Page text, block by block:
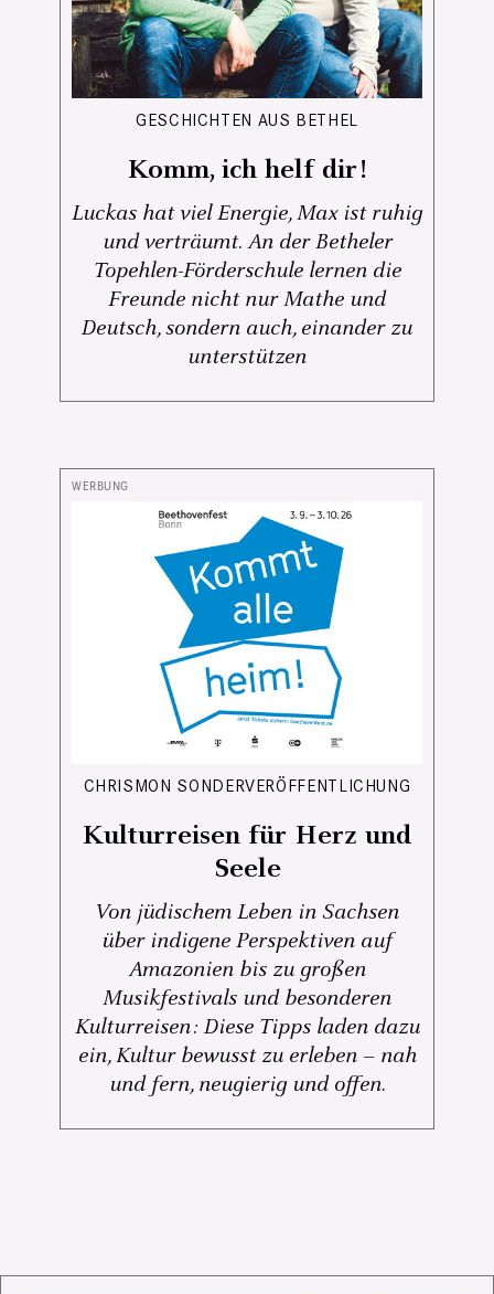
GESCHICHTEN AUS BETHEL
Komm, ich helf dir!
Luckas hat viel Energie, Max ist ruhig
und verträumt. An der Betheler
Topehlen-Förderschule lernen die
Freunde nicht nur Mathe und
Deutsch, sondern auch, einander zu
unterstützen
CHRISMON SONDERVERÖFFENTLICHUNG
Kulturreisen für Herz und
Seele
Von jüdischem Leben in Sachsen
über indigene Perspektiven auf
Amazonien bis zu großen
Musikfestivals und besonderen
Kulturreisen: Diese Tipps laden dazu
ein, Kultur bewusst zu erleben – nah
und fern, neugierig und offen.